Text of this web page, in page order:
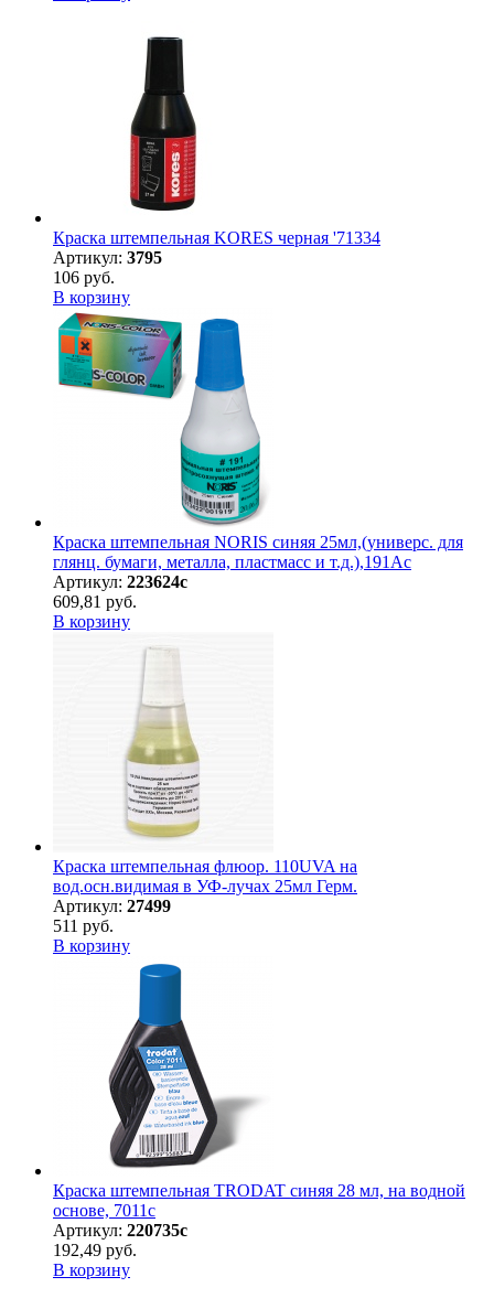
Краска штемпельная KORES черная '71334
Артикул: 3795
106 руб.
В корзину
Краска штемпельная NORIS синяя 25мл,(универс. для
глянц. бумаги, металла, пластмасс и т.д.),191Ас
Артикул: 223624с
609,81 руб.
В корзину
Краска штемпельная флюор. 110UVA на
вод.осн.видимая в УФ-лучах 25мл Герм.
Артикул: 27499
511 руб.
В корзину
Краска штемпельная TRODAT синяя 28 мл, на водной
основе, 7011с
Артикул: 220735с
192,49 руб.
В корзину